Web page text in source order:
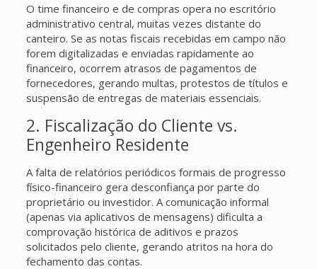
O time financeiro e de compras opera no escritório
administrativo central, muitas vezes distante do
canteiro. Se as notas fiscais recebidas em campo não
forem digitalizadas e enviadas rapidamente ao
financeiro, ocorrem atrasos de pagamentos de
fornecedores, gerando multas, protestos de títulos e
suspensão de entregas de materiais essenciais.
2. Fiscalização do Cliente vs.
Engenheiro Residente
A falta de relatórios periódicos formais de progresso
físico-financeiro gera desconfiança por parte do
proprietário ou investidor. A comunicação informal
(apenas via aplicativos de mensagens) dificulta a
comprovação histórica de aditivos e prazos
solicitados pelo cliente, gerando atritos na hora do
fechamento das contas.